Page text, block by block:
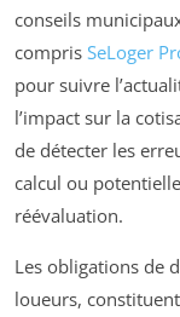
conseils
compris SeLoger
pour suivre
l’impact sur la
de détecter les
calcul ou
réévaluation.
Les obligations de
loueurs,